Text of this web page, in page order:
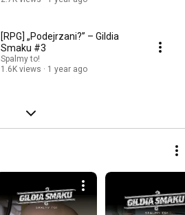
[RPG] „Podejrzani?” – Gildia
Smaku #3
Spalmy to!
1.6K views
1 year ago